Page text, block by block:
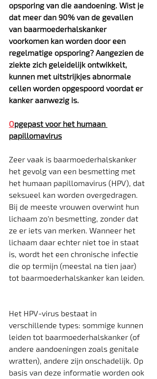
opsporing van die aandoening. Wist je
dat meer dan 90% van de gevallen
van baarmoederhalskanker
voorkomen kan worden door een
regelmatige opsporing? Aangezien de
ziekte zich geleidelijk ontwikkelt,
kunnen met uitstrijkjes abnormale
cellen worden opgespoord voordat er
kanker aanwezig is.
Opgepast voor het humaan
papillomavirus
Zeer vaak is baarmoederhalskanker
het gevolg van een besmetting met
het humaan papillomavirus (HPV), dat
seksueel kan worden overgedragen.
Bij de meeste vrouwen overwint hun
lichaam zo’n besmetting, zonder dat
ze er iets van merken. Wanneer het
lichaam daar echter niet toe in staat
is, wordt het een chronische infectie
die op termijn (meestal na tien jaar)
tot baarmoederhalskanker kan leiden.
Het HPV-virus bestaat in
verschillende types: sommige kunnen
leiden tot baarmoederhalskanker (of
andere aandoeningen zoals genitale
wratten), andere zijn onschadelijk. Op
basis van deze informatie worden ook